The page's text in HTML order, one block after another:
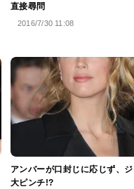
直接尋問
2016/7/30 11:08
アンバーが口封じに応じず、
大ピンチ!?